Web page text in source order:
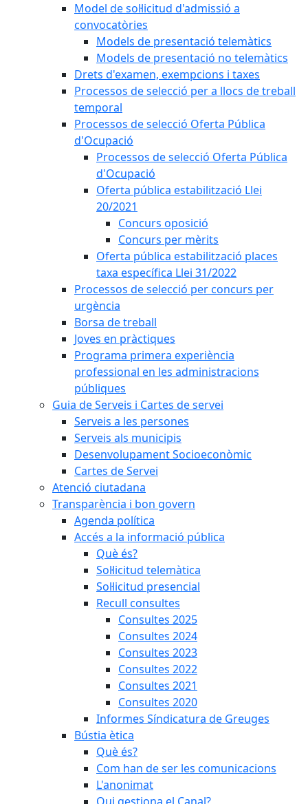
Model de sol·licitud d'admissió a
convocatòries
Models de presentació telemàtics
Models de presentació no telemàtics
Drets d'examen, exempcions i taxes
Processos de selecció per a llocs de treball
temporal
Processos de selecció Oferta Pública
d'Ocupació
Processos de selecció Oferta Pública
d'Ocupació
Oferta pública estabilització Llei
20/2021
Concurs oposició
Concurs per mèrits
Oferta pública estabilització places
taxa específica Llei 31/2022
Processos de selecció per concurs per
urgència
Borsa de treball
Joves en pràctiques
Programa primera experiència
professional en les administracions
públiques
Guia de Serveis i Cartes de servei
Serveis a les persones
Serveis als municipis
Desenvolupament Socioeconòmic
Cartes de Servei
Atenció ciutadana
Transparència i bon govern
Agenda política
Accés a la informació pública
Què és?
Sol·licitud telemàtica
Sol·licitud presencial
Recull consultes
Consultes 2025
Consultes 2024
Consultes 2023
Consultes 2022
Consultes 2021
Consultes 2020
Informes Síndicatura de Greuges
Bústia ètica
Què és?
Com han de ser les comunicacions
L'anonimat